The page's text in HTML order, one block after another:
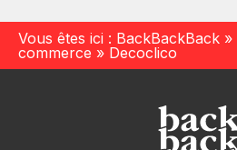
Vous êtes ici : BackBackBack »
commerce » Decoclico